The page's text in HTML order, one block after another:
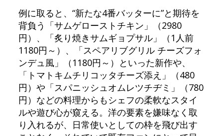
例に取ると、“新たな4番バッターに”と期待を
背負う「サムゲローストチキン」（2980
円）、「炙り焼きサムギョプサル」（1人前
1180円～）、「スペアリブグリル チーズフォ
ンデュ風」（1180円～）といった新作や、
「トマトキムチリコッタチーズ添え」（480
円）や「スパニッシュオムレツチヂミ」（780
円）などの料理からもシェフの柔軟なスタイ
ルや遊び心が窺える。洋の要素を嫌味なく取
り入れるが、日常使いとしての枠を飛び出す